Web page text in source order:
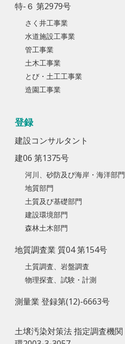
特-６ 第2979号
さく井工事業
水道施設工事業
管工事業
土木工事業
とび・土工工事業
造園工事業
登録
建設コンサルタント
建06 第1375号
河川、砂防及び海岸・海洋部門
地質部門
土質及び基礎部門
建設環境部門
森林土木部門
地質調査業 質04 第154号
土質調査、岩盤調査
物理探査、試験・計測
測量業 登録第(12)-6663号
土壌汚染対策法 指定調査機関